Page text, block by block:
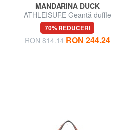
MANDARINA DUCK
ATHLEISURE Geantă duffle
cu curea de umăr
70% REDUCERI
RON 814.14 RON 244.24